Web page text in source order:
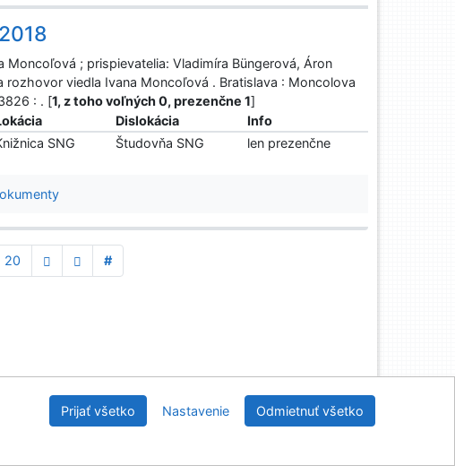
; prispievatelia: Vladimíra Büngerová, Áron
rozhovor viedla Ivana Moncoľová . Bratislava : Moncolova
: . [1, z toho voľných 0, prezenčne 1]
Dislokácia
Info
SNG Študovňa SNG len prezenčne
20 #
Knižnica Slovenskej národnej galerie
Prijať všetko Nastavenie Odmietnuť všetko